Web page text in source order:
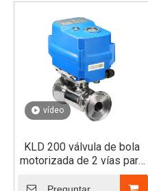
vídeo
KLD 200 válvula de bola
motorizada de 2 vías para
ensamblado rápido (tri-
fijación)